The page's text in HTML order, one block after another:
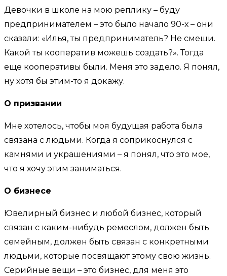
Девочки в школе на мою реплику – буду
предпринимателем – это было начало 90-х – они
сказали: «Илья, ты предприниматель? Не смеши.
Какой ты кооператив можешь создать?». Тогда
еще кооперативы были. Меня это задело. Я понял,
ну хотя бы этим-то я докажу.
О призвании
Мне хотелось, чтобы моя будущая работа была
связана с людьми. Когда я соприкоснулся с
камнями и украшениями – я понял, что это мое,
что я хочу этим заниматься.
О бизнесе
Ювелирный бизнес и любой бизнес, который
связан с каким-нибудь ремеслом, должен быть
семейным, должен быть связан с конкретными
людьми, которые посвящают этому свою жизнь.
Серийные вещи – это бизнес, для меня это